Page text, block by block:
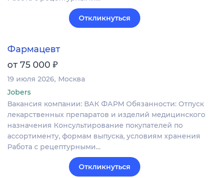
Откликнуться
Фармацевт
от 75 000 ₽
19 июля 2026 Москва
Jobers
Вакансия компании: ВАК ФАРМ Обязанности: Отпуск
лекарственных препаратов и изделий медицинского
назначения Консультирование покупателей по
ассортименту, формам выпуска, условиям хранения
Работа с рецептурными…
Откликнуться